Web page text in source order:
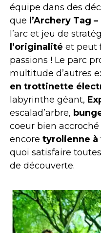
équipe dans des
que l’Archery Tag –
l’arc et jeu de
l’originalité et peut
passions ! Le parc
multitude d’autres
en trottinette
labyrinthe géant,
escalad’arbre,
coeur bien
encore tyrolienne à
quoi satisfaire
de découverte.